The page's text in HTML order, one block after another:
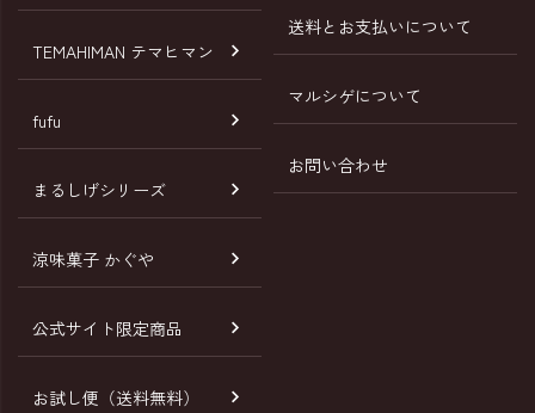
TEMAHIMAN テマヒマン
fufu
まるしげシリーズ
涼味菓子 かぐや
公式サイト限定商品
お試し便（送料無料）
送料とお支払いについて
マルシゲについて
お問い合わせ